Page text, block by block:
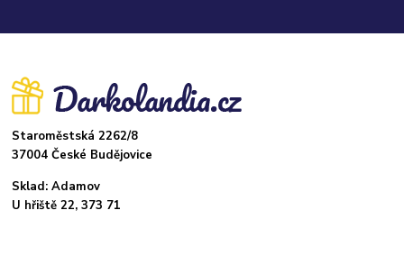
Staroměstská 2262/8
37004 České Budějovice
Sklad: Adamov
U hřiště 22, 373 71